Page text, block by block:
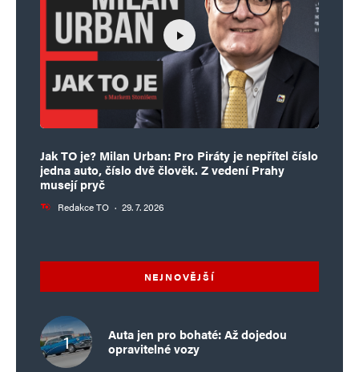
Jak TO je? Milan Urban: Pro Piráty je nepřítel číslo
jedna auto, číslo dvě člověk. Z vedení Prahy
musejí pryč
Redakce TO · 29. 7. 2026
NEJNOVĚJŠÍ
Auta jen pro bohaté: Až dojedou
opravitelné vozy